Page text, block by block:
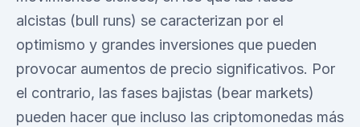
alcistas (bull runs) se caracterizan por el
optimismo y grandes inversiones que pueden
provocar aumentos de precio significativos. Por
el contrario, las fases bajistas (bear markets)
pueden hacer que incluso las criptomonedas más